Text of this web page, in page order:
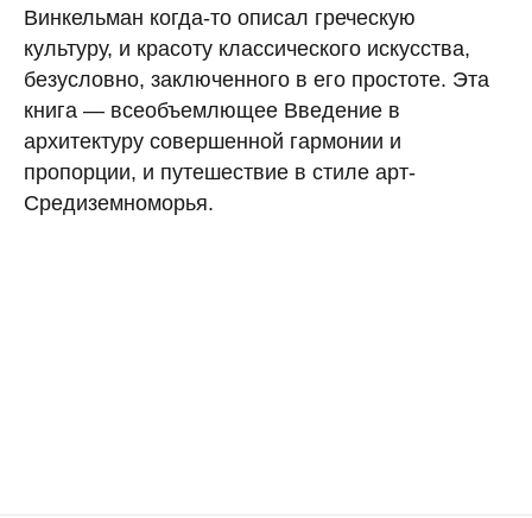
Винкельман когда-то описал греческую
культуру, и красоту классического искусства,
безусловно, заключенного в его простоте. Эта
книга — всеобъемлющее Введение в
архитектуру совершенной гармонии и
пропорции, и путешествие в стиле арт-
Средиземноморья.